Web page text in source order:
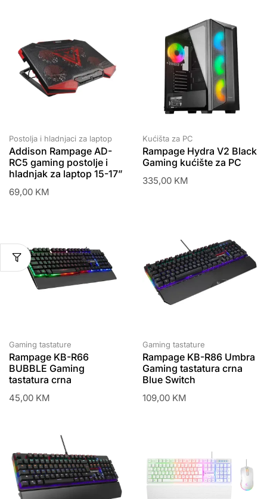
Postolja i hladnjaci za laptop
Addison Rampage AD-
RC5 gaming postolje i
hladnjak za laptop 15-17”
69,00 KM
Kućišta za PC
Rampage Hydra V2 Black
Gaming kućište za PC
335,00 KM
Gaming tastature
Rampage KB-R66
BUBBLE Gaming
tastatura crna
45,00 KM
Gaming tastature
Rampage KB-R86 Umbra
Gaming tastatura crna
Blue Switch
109,00 KM